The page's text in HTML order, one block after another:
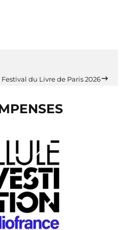
du Livre de Paris 2026